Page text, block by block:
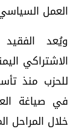
العمل
ويُعد الفقيد
الاشتراكي
في صياغة
خلال المراحل